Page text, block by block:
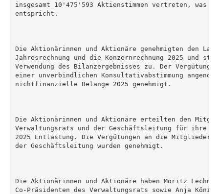
insgesamt 10'475'593 Aktienstimmen vertreten, was
entspricht.
Die Aktionärinnen und Aktionäre genehmigten den
Jahresrechnung und die Konzernrechnung 2025 und
Verwendung des Bilanzergebnisses zu. Der
einer unverbindlichen Konsultativabstimmung
nichtfinanzielle Belange 2025 genehmigt.
Die Aktionärinnen und Aktionäre erteilten den
Verwaltungsrats und der Geschäftsleitung für ihre
2025 Entlastung. Die Vergütungen an die Mitglieder
der Geschäftsleitung wurden genehmigt.
Die Aktionärinnen und Aktionäre haben Moritz
Co-Präsidenten des Verwaltungsrats sowie Anja